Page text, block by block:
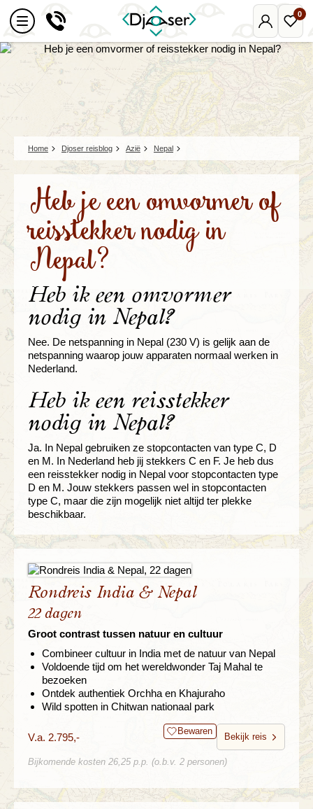
Mijn
Djoser
0
Home Djoser reisblog Azië Nepal
Heb je een omvormer of
reisstekker nodig in
Nepal?
Heb ik een omvormer
nodig in Nepal?
Nee. De netspanning in Nepal (230 V) is gelijk aan de
netspanning waarop jouw apparaten normaal werken in
Nederland.
Heb ik een reisstekker
nodig in Nepal?
Ja. In Nepal gebruiken ze stopcontacten van type C, D
en M. In Nederland heb jij stekkers C en F. Je heb dus
een reisstekker nodig in Nepal voor stopcontacten type
D en M. Jouw stekkers passen wel in stopcontacten
type C, maar die zijn mogelijk niet altijd ter plekke
beschikbaar.
Rondreis India & Nepal
22 dagen
Groot contrast tussen natuur en cultuur
Combineer cultuur in India met de natuur van Nepal
Voldoende tijd om het wereldwonder Taj Mahal te
bezoeken
Ontdek authentiek Orchha en Khajuraho
Wild spotten in Chitwan nationaal park
V.a. 2.795,- Bewaren
Bekijk reis
Bijkomende kosten 26,25 p.p. (o.b.v. 2 personen)